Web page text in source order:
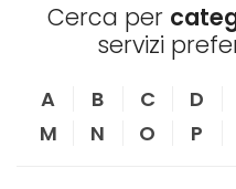
Cerca per
servizi
A B C D
M
N O P